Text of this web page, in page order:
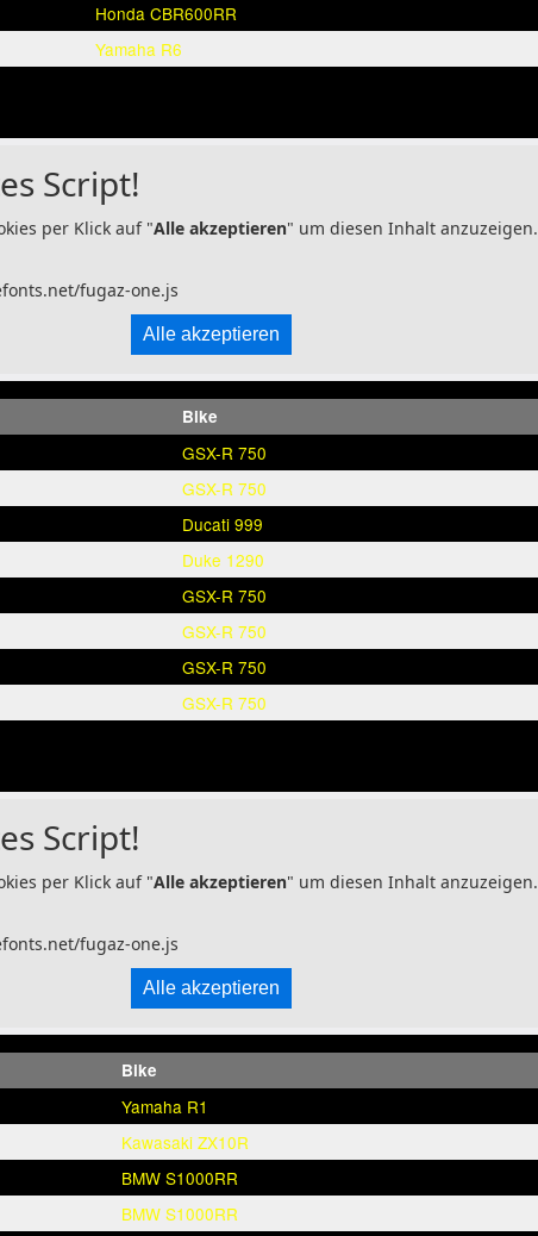
Honda CBR600RR
Yamaha R6
Script!
per Klick auf "Alle akzeptieren" um diesen Inhalt anzuzeigen.
fugaz-one.js
Alle akzeptieren
Bike
GSX-R 750
GSX-R 750
Ducati 999
Duke 1290
GSX-R 750
GSX-R 750
GSX-R 750
GSX-R 750
Script!
per Klick auf "Alle akzeptieren" um diesen Inhalt anzuzeigen.
fugaz-one.js
Alle akzeptieren
Bike
Yamaha R1
Kawasaki ZX10R
BMW S1000RR
BMW S1000RR